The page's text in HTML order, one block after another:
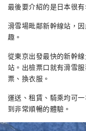
最後要介紹的是日本很
滑雪場毗鄰新幹線站，
趣。
從東京出發最快的新幹
站。出檢票口就有滑雪
票、換衣服。
運送、租賃、騎乘均可
到非常順暢的體驗。